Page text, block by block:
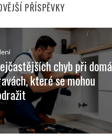
PŘÍSPĚVKY
chyb při
které se mohou